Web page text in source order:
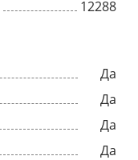
12288
Да
Да
Да
Да